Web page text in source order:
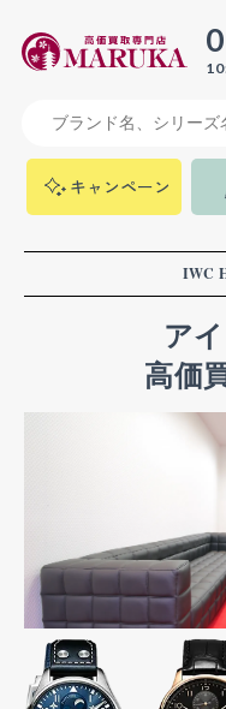
キャンペーン
ア
高価
IWC